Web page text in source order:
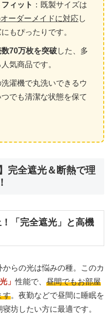
ィット ：既製サイズは
ーダーメイドに対応し
もぴったりです。
数70万枚を突破した、多
気商品です。
洗濯機で丸洗いできるウ
でも清潔な状態を保て
完全遮光＆断熱で理
「完全遮光」と高機
らの光は悩みの種。このカ
」性能で、 昼間でもお部屋
す。夜勤などで昼間に睡眠を
坊したい方に最適です。